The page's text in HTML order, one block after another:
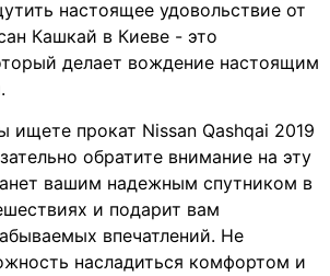
настоящее удовольствие от
Кашкай в Киеве - это
делает вождение настоящим
ищете прокат Nissan Qashqai 2019
обратите внимание на эту
вашим надежным спутником в
и подарит вам
впечатлений. Не
насладиться комфортом и